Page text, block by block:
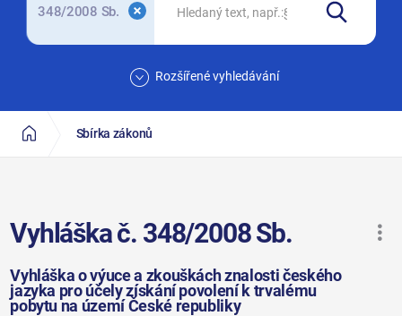
348/2008 Sb.
Rozšířené vyhledávání
Sbírka zákonů
Vyhláška č. 348/2008 Sb.
Vyhláška o výuce a zkouškách znalosti českého
jazyka pro účely získání povolení k trvalému
pobytu na území České republiky